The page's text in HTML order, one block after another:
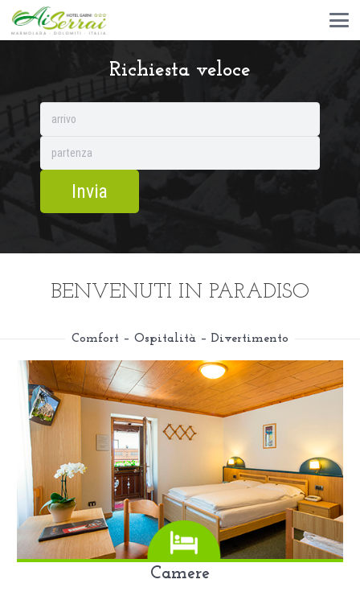
Richiesta veloce
BENVENUTI IN PARADISO
Comfort – Ospitalità – Divertimento
Camere